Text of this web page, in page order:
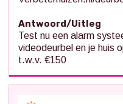
Antwoord/Uitleg
Test nu een alarm
videodeurbel en je huis
t.w.v. €150